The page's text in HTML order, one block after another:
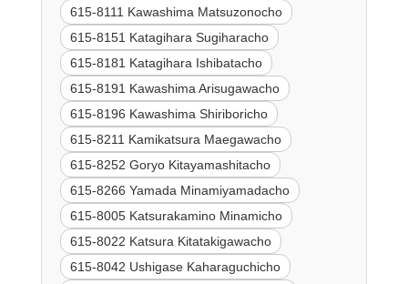
615-8111 Kawashima Matsuzonocho
615-8151 Katagihara Sugiharacho
615-8181 Katagihara Ishibatacho
615-8191 Kawashima Arisugawacho
615-8196 Kawashima Shiriboricho
615-8211 Kamikatsura Maegawacho
615-8252 Goryo Kitayamashitacho
615-8266 Yamada Minamiyamadacho
615-8005 Katsurakamino Minamicho
615-8022 Katsura Kitatakigawacho
615-8042 Ushigase Kaharaguchicho